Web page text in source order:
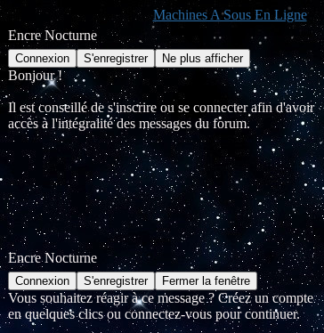
Machines A Sous En Ligne
Encre Nocturne
Bonjour !
Il est conseillé de s'inscrire ou se connecter afin d'avoir
accès à l'intégralité des messages du forum.
Encre Nocturne
Vous souhaitez réagir à ce message ? Créez un compte
en quelques clics ou connectez-vous pour continuer.